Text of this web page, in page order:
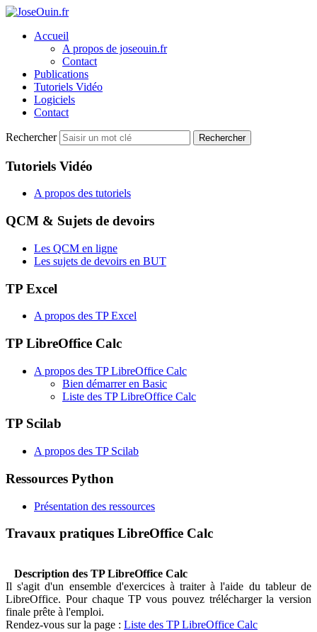
Accueil
A propos de joseouin.fr
Contact
Publications
Tutoriels Vidéo
Logiciels
Contact
Rechercher Rechercher
Tutoriels Vidéo
A propos des tutoriels
QCM & Sujets de devoirs
Les QCM en ligne
Les sujets de devoirs en BUT
TP Excel
A propos des TP Excel
TP LibreOffice Calc
A propos des TP LibreOffice Calc
Bien démarrer en Basic
Liste des TP LibreOffice Calc
TP Scilab
A propos des TP Scilab
Ressources Python
Présentation des ressources
Travaux pratiques LibreOffice Calc
Description des TP LibreOffice Calc
Il s'agit d'un ensemble d'exercices à traiter à l'aide du tableur de
LibreOffice. Pour chaque TP vous pouvez trélécharger la version
finale prête à l'emploi.
Rendez-vous sur la page : Liste des TP LibreOffice Calc